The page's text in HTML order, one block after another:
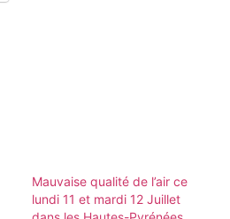
Mauvaise qualité de l’air ce
lundi 11 et mardi 12 Juillet